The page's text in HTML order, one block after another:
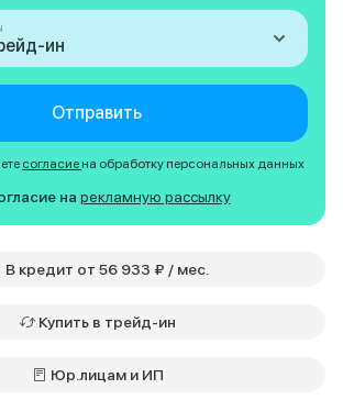
ин
Отправить
согласие на обработку персональных данных
на рекламную рассылку
В кредит от 56 933 ₽ / мес.
Купить в трейд-ин
Юр.лицам и ИП